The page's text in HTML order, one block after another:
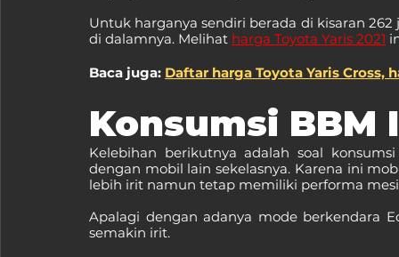
Untuk harganya sendiri berada di kisaran
di dalamnya. Melihat harga Toyota Yaris 2021
Baca juga: Daftar harga Toyota Yaris Cross,
Konsumsi BBM
Kelebihan berikutnya adalah soal
dengan mobil lain sekelasnya. Karena ini
lebih irit namun tetap memiliki performa
Apalagi dengan adanya mode berkendara
semakin irit.